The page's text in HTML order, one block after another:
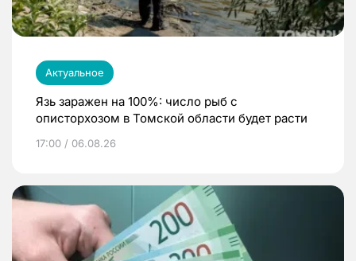
Актуальное
Язь заражен на 100%: число рыб с
описторхозом в Томской области будет расти
17:00 / 06.08.26